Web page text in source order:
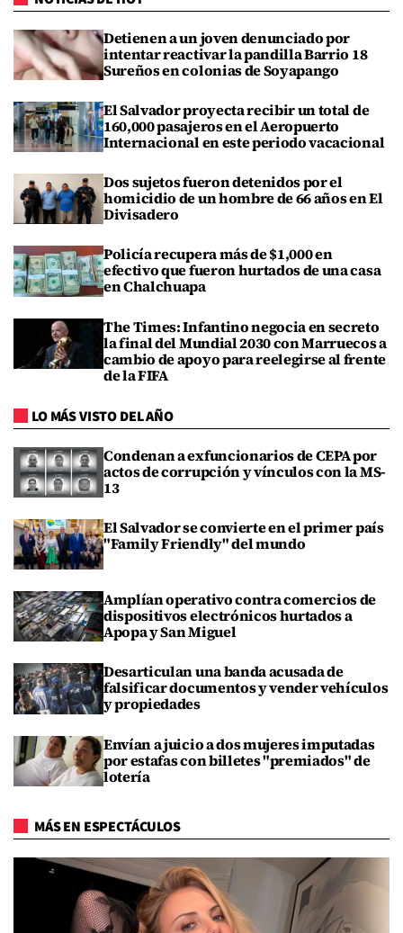
Detienen a un joven denunciado por
intentar reactivar la pandilla Barrio 18
Sureños en colonias de Soyapango
El Salvador proyecta recibir un total de
160,000 pasajeros en el Aeropuerto
Internacional en este periodo vacacional
Dos sujetos fueron detenidos por el
homicidio de un hombre de 66 años en El
Divisadero
Policía recupera más de $1,000 en
efectivo que fueron hurtados de una casa
en Chalchuapa
The Times: Infantino negocia en secreto
la final del Mundial 2030 con Marruecos a
cambio de apoyo para reelegirse al frente
de la FIFA
LO MÁS VISTO DEL AÑO
Condenan a exfuncionarios de CEPA por
actos de corrupción y vínculos con la MS-
13
El Salvador se convierte en el primer país
"Family Friendly" del mundo
Amplían operativo contra comercios de
dispositivos electrónicos hurtados a
Apopa y San Miguel
Desarticulan una banda acusada de
falsificar documentos y vender vehículos
y propiedades
Envían a juicio a dos mujeres imputadas
por estafas con billetes "premiados" de
lotería
MÁS EN ESPECTÁCULOS